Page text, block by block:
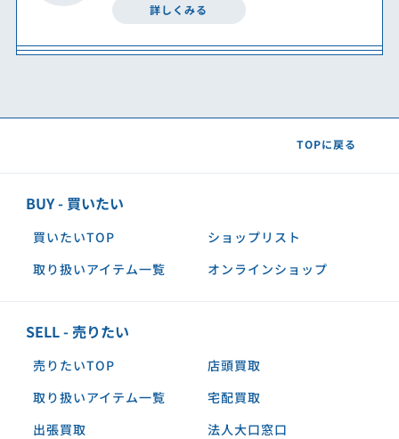
詳しくみる
TOPに戻る
BUY - 買いたい
買いたいTOP
ショップリスト
取り扱いアイテム一覧
オンラインショップ
SELL - 売りたい
売りたいTOP
店頭買取
取り扱いアイテム一覧
宅配買取
出張買取
法人大口窓口